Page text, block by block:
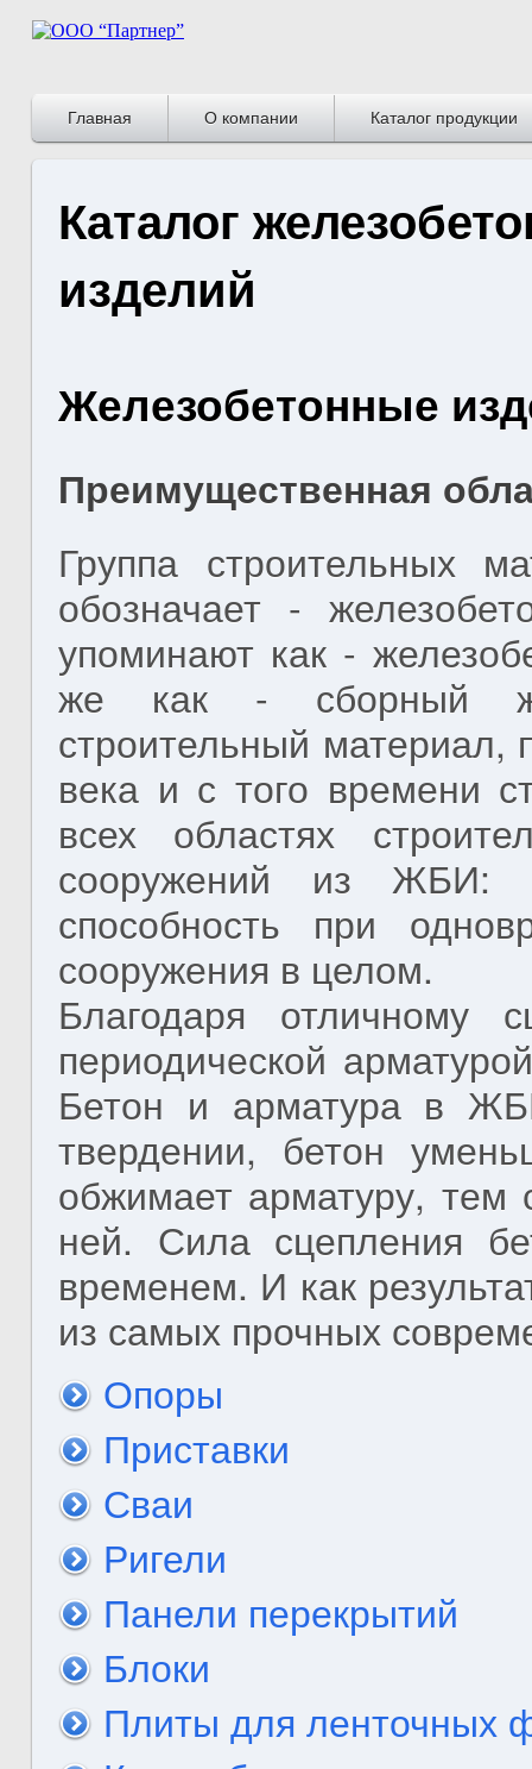
Главная О компании Каталог продукции
Каталог
изделий
Железобетонные
Преимущественная
Группа строительных
обозначает -
упоминают как -
же как - сборный
строительный материал,
века и с того времени
всех областях
сооружений из ЖБИ:
способность при
сооружения в целом.
Благодаря отличному
периодической
Бетон и арматура в
твердении, бетон
обжимает арматуру,
ней. Сила сцепления
временем. И как
из самых прочных
Опоры
Приставки
Сваи
Ригели
Панели перекрытий
Блоки
Плиты для ленточных